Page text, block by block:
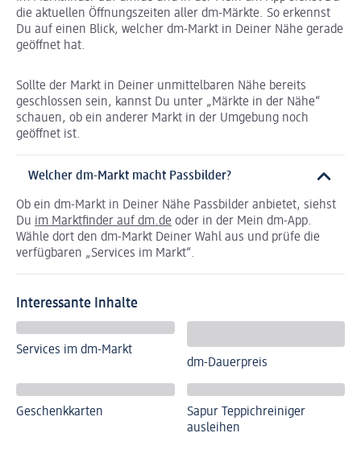
die aktuellen Öffnungszeiten aller dm-Märkte. So erkennst
Du auf einen Blick, welcher dm-Markt in Deiner Nähe gerade
geöffnet hat.
Sollte der Markt in Deiner unmittelbaren Nähe bereits
geschlossen sein, kannst Du unter „Märkte in der Nähe“
schauen, ob ein anderer Markt in der Umgebung noch
geöffnet ist.
Welcher dm-Markt macht Passbilder?
Ob ein dm-Markt in Deiner Nähe Passbilder anbietet, siehst
Du im Marktfinder auf dm.de oder in der Mein dm-App.
Wähle dort den dm-Markt Deiner Wahl aus und prüfe die
verfügbaren „Services im Markt“.
Interessante Inhalte
Services im dm-Markt
dm-Dauerpreis
Geschenkkarten
Sapur Teppichreiniger
ausleihen